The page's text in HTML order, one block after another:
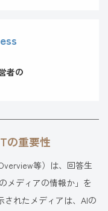
者の
の重要性
等）は、回答生
メディアの情報か」を
れたメディアは、AIの